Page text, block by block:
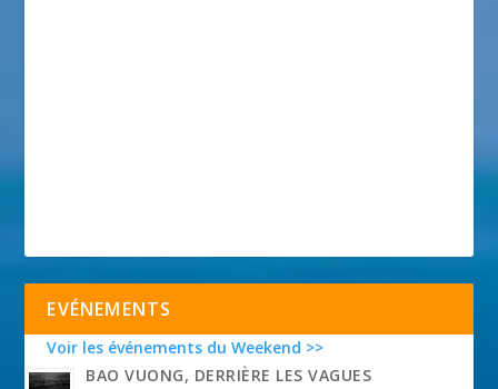
EVÉNEMENTS
Voir les événements du Weekend >>
BAO VUONG, DERRIÈRE LES VAGUES